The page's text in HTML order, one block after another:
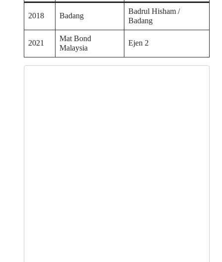
2018 Badang
Badrul Hisham /
Badang
2021
Mat Bond
Malaysia
Ejen 2